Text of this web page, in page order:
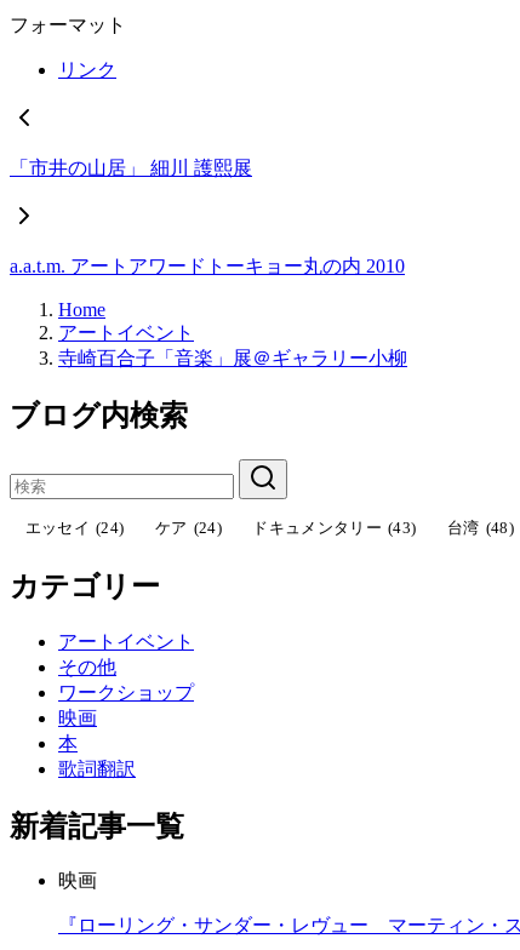
フォーマット
リンク
「市井の山居」 細川 護熙展
a.a.t.m. アートアワードトーキョー丸の内 2010
Home
アートイベント
寺崎百合子「音楽」展＠ギャラリー小柳
ブログ内検索
エッセイ (24) ケア (24) ドキュメンタリー (43) 台湾 (48)
カテゴリー
アートイベント
その他
ワークショップ
映画
本
歌詞翻訳
新着記事一覧
映画
『ローリング・サンダー・レヴュー マーティン・